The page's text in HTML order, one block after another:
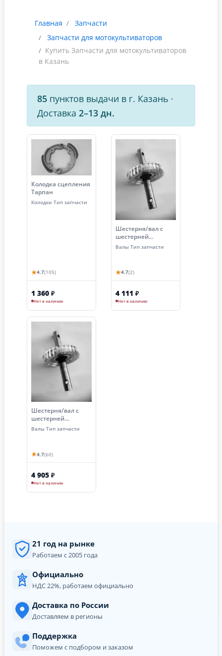
Главная
Запчасти
Запчасти для мотокультиваторов
Купить Запчасти для мотокультиваторов
в Казань
85 пунктов выдачи в г. Казань ·
Доставка 2–13 дн.
Колодка сцепления
Тарпан
Колодки Тип запчасти
★4.7(105)
1 360 ₽
Нет в наличии
Шестерня/вал с
шестерней
редуктора МК
Валы Тип запчасти
★4.7(2)
4 111 ₽
Нет в наличии
Шестерня/вал с
шестерней
редуктора МК
Валы Тип запчасти
★4.7(60)
4 905 ₽
Нет в наличии
21 год на рынке
Работаем с 2005 года
Официально
НДС 22%, работаем официально
Доставка по России
Доставляем в регионы
Поддержка
Поможем с подбором и заказом